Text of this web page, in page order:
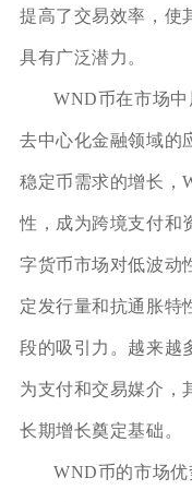
提高了交易效率，使
具有广泛潜力。
WND币在市场
去中心化金融领域的
稳定币需求的增长，
性，成为跨境支付和
字货币市场对低波动
定发行量和抗通胀特
段的吸引力。越来越
为支付和交易媒介，
长期增长奠定基础。
WND币的市场